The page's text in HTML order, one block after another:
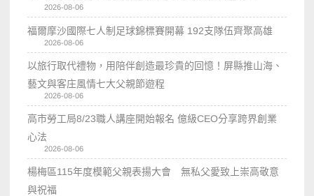
2026-08-06
福爾摩沙國際七人制足球錦標賽開幕 192支隊伍齊聚高雄
2026-08-06
以旅行取代禮物，用陪伴創造最珍貴的回憶！屏縣推山海、
藝文與客庄風情七大父親節遊程
2026-08-06
高市勞工局8/23職人講座開始報名 億級CEO分享跨界創業
心法
2026-08-06
楊梅區115年度模範父親表揚大會 無私父愛致上崇高敬意
與祝福